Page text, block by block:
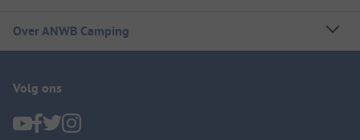
Over ANWB Camping
Volg ons